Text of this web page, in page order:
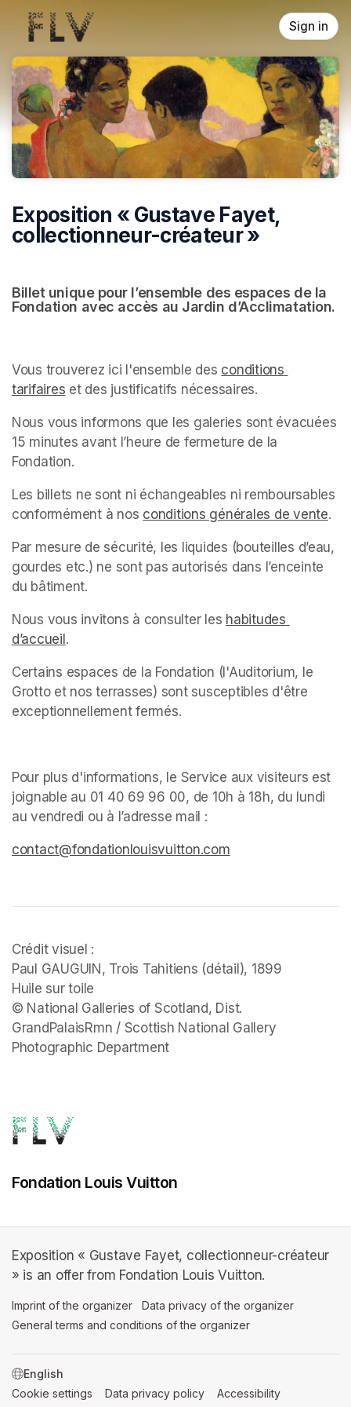
Skip header
Sign in
Exposition « Gustave Fayet,
collectionneur-créateur »
Billet unique pour l’ensemble des espaces de la
Fondation avec accès au Jardin d’Acclimatation.
Vous trouverez ici l'ensemble des conditions
tarifaires (opens in a new tab)
et des justificatifs nécessaires.
Nous vous informons que les galeries sont évacuées
15 minutes avant l’heure de fermeture de la
Fondation.
Les billets ne sont ni échangeables ni remboursables
conformément à nos conditions générales de vente.
Par mesure de sécurité, les liquides (bouteilles d’eau,
gourdes etc.) ne sont pas autorisés dans l’enceinte
du bâtiment.
Nous vous invitons à consulter les habitudes
d’accueil(opens in a new tab)
.
Certains espaces de la Fondation (l'Auditorium, le
Grotto et nos terrasses) sont susceptibles d'être
exceptionnellement fermés. ﻿
Pour plus d'informations, le Service aux visiteurs est
joignable au 01 40 69 96 00, de 10h à 18h, du lundi
au vendredi ou à l’adresse mail :
(opens in a new tab)
(opens in a new tab)
contact@fondationlouisvuitton.com
Crédit visuel :
Paul GAUGUIN, Trois Tahitiens (détail), 1899
Huile sur toile
© National Galleries of Scotland, Dist.
GrandPalaisRmn / Scottish National Gallery
Photographic Department
Fondation Louis Vuitton
Exposition « Gustave Fayet, collectionneur-créateur
» is an offer from Fondation Louis Vuitton.
Imprint of the organizer (opens in a new tab)
Data privacy of the organizer
General terms and conditions of the organizer
SWITCH LANGUAGE
Cookie settings (opens in a new tab)
Data privacy policy (opens in a new tab)
Accessibility